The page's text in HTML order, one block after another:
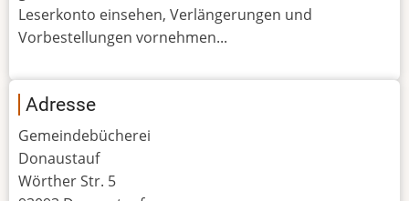
Leserkonto einsehen, Verlängerungen und
Vorbestellungen vornehmen...
Adresse
Gemeindebücherei
Donaustauf
Wörther Str. 5